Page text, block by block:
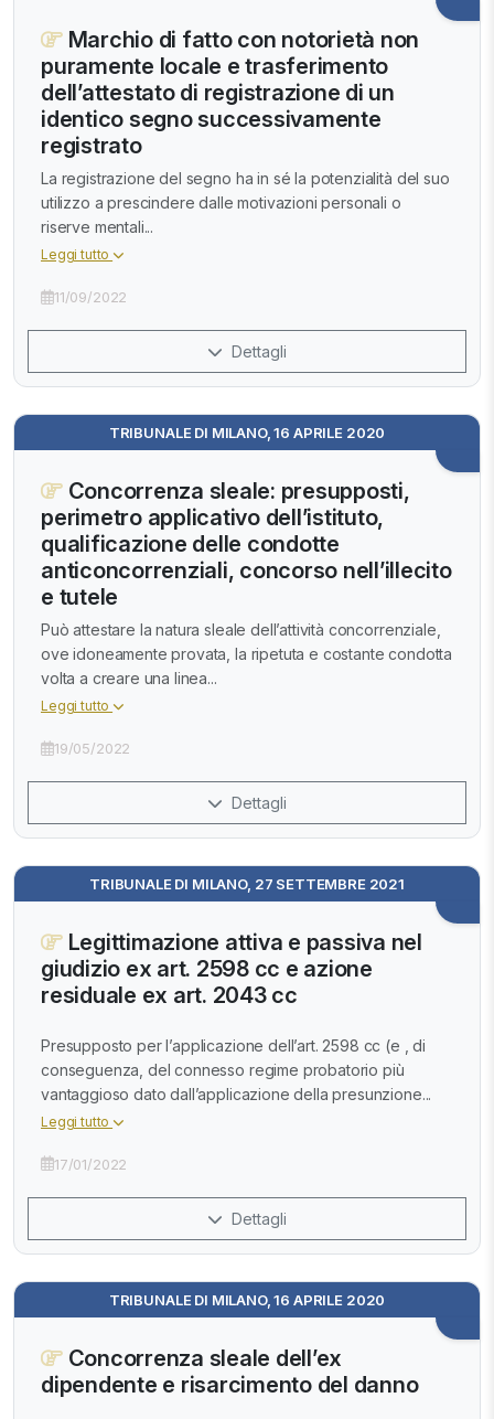
Marchio di fatto con notorietà non
puramente locale e trasferimento
dell’attestato di registrazione di un
identico segno successivamente
registrato
La registrazione del segno ha in sé la potenzialità del suo
utilizzo a prescindere dalle motivazioni personali o
riserve mentali...
Leggi tutto
11/09/2022
Dettagli
TRIBUNALE DI MILANO, 16 APRILE 2020
Concorrenza sleale: presupposti,
perimetro applicativo dell’istituto,
qualificazione delle condotte
anticoncorrenziali, concorso nell’illecito
e tutele
Può attestare la natura sleale dell’attività concorrenziale,
ove idoneamente provata, la ripetuta e costante condotta
volta a creare una linea...
Leggi tutto
19/05/2022
Dettagli
TRIBUNALE DI MILANO, 27 SETTEMBRE 2021
Legittimazione attiva e passiva nel
giudizio ex art. 2598 cc e azione
residuale ex art. 2043 cc
Presupposto per l’applicazione dell’art. 2598 cc (e , di
conseguenza, del connesso regime probatorio più
vantaggioso dato dall’applicazione della presunzione...
Leggi tutto
17/01/2022
Dettagli
TRIBUNALE DI MILANO, 16 APRILE 2020
Concorrenza sleale dell’ex
dipendente e risarcimento del danno